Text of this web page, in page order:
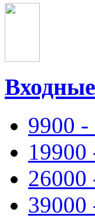
9900 -
19900
26000
39000